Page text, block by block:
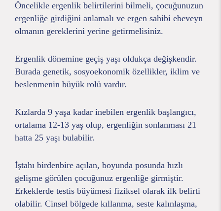
Öncelikle ergenlik belirtilerini bilmeli, çocuğunuzun
ergenliğe girdiğini anlamalı ve ergen sahibi ebeveyn
olmanın gereklerini yerine getirmelisiniz.
Ergenlik dönemine geçiş yaşı oldukça değişkendir.
Burada genetik, sosyoekonomik özellikler, iklim ve
beslenmenin büyük rolü vardır.
Kızlarda 9 yaşa kadar inebilen ergenlik başlangıcı,
ortalama 12-13 yaş olup, ergenliğin sonlanması 21
hatta 25 yaşı bulabilir.
İştahı birdenbire açılan, boyunda posunda hızlı
gelişme görülen çocuğunuz ergenliğe girmiştir.
Erkeklerde testis büyümesi fiziksel olarak ilk belirti
olabilir. Cinsel bölgede kıllanma, seste kalınlaşma,